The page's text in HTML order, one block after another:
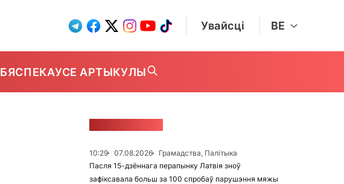
Увайсці BE
БЯСПЕКАУСЕ АРТЫКУЛЫ
10:29 07.08.2026
Грамадства, Палітыка
Пасля 15-дзённага перапынку Латвія зноў
зафіксавала больш за 100 спробаў парушэння мяжы